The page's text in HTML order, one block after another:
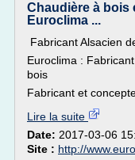
Chaudière à bois
Euroclima ...
Fabricant Alsacien
Euroclima :
bois
Fabricant et
Lire la suite
Date: 2017-03-06
Site : http://